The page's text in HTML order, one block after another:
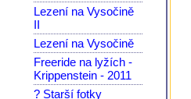
Lezení na Vysočině
II
Lezení na Vysočině
Freeride na lyžích -
Krippenstein - 2011
? Starší fotky